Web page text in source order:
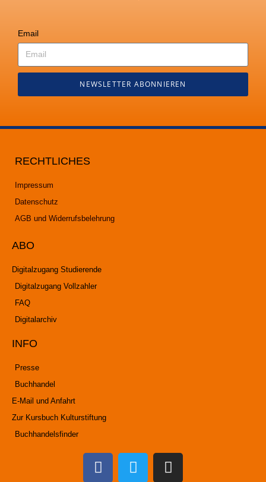
Email
NEWSLETTER ABONNIEREN
RECHTLICHES
Impressum
Datenschutz
AGB und Widerrufsbelehrung
ABO
Digitalzugang Studierende
Digitalzugang Vollzahler
FAQ
Digitalarchiv
INFO
Presse
Buchhandel
E-Mail und Anfahrt
Zur Kursbuch Kulturstiftung
Buchhandelsfinder